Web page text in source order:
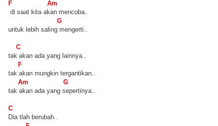
F Am
di saat kita akan mencoba..
G
untuk lebih saling mengerti..
C
tak akan ada yang lainnya..
F
tak akan mungkin tergantikan..
Am G
tak akan ada yang sepertinya..
C
Dia tlah berubah..